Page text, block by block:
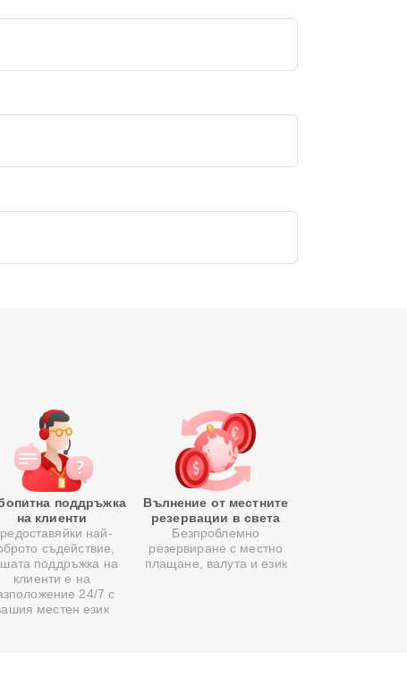
поддръжка
на клиенти
най-
съдействие,
поддръжка на
клиенти е на
24/7 с
местен език
Вълнение от местните
резервации в света
Безпроблемно
резервиране с местно
плащане, валута и език